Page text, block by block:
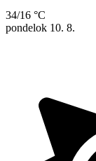
34/16 °C
pondelok 10. 8.